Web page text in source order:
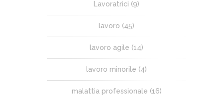
Lavoratrici (9)
lavoro (45)
lavoro agile (14)
lavoro minorile (4)
malattia professionale (16)